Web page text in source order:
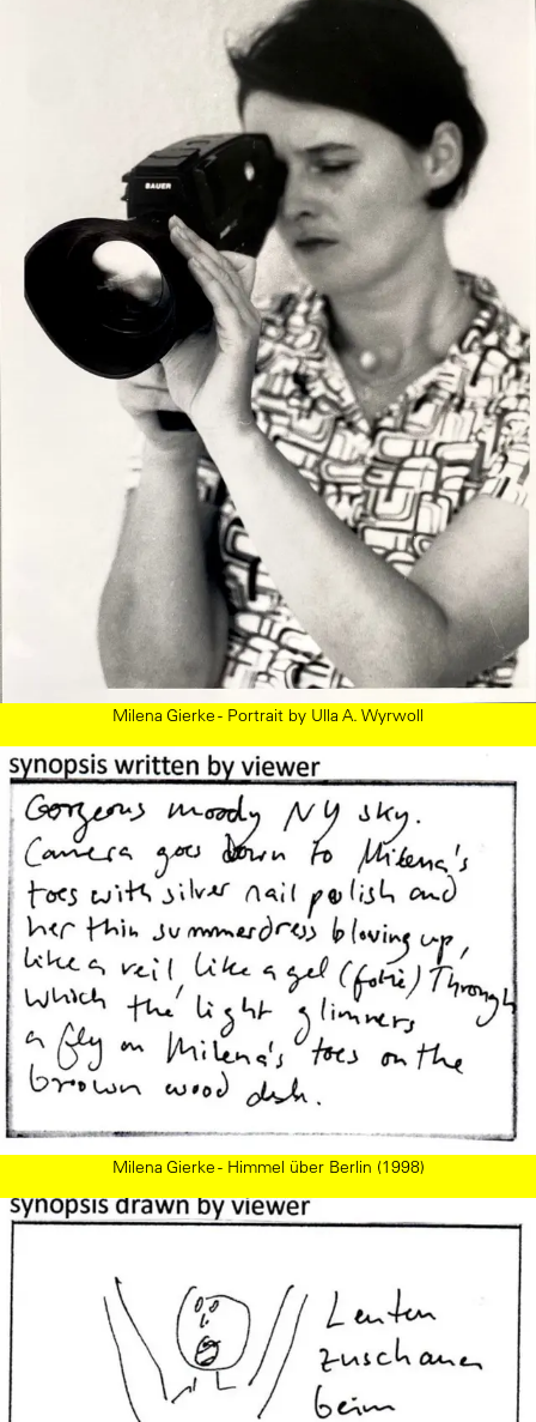
Milena Gierke - Portrait by Ulla A. Wyrwoll
Milena Gierke - Himmel über Berlin (1998)